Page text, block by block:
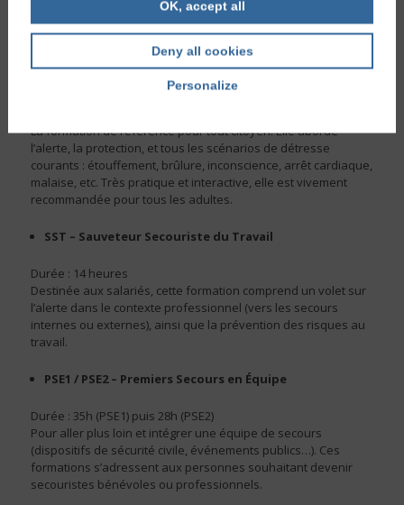
Plus approfondie que GQS, elle vous apprend à identifier une
urgence, à alerter efficacement et à réaliser les premiers
gestes sur un adulte victime d’un accident ou d’un malaise.
PSC – Premiers Secours Citoyen
La formation de référence pour tout citoyen. Elle aborde
l’alerte, la protection, et tous les scénarios de détresse
courants : étouffement, brûlure, inconscience, arrêt cardiaque,
malaise, etc. Très pratique et interactive, elle est vivement
recommandée pour tous les adultes.
SST – Sauveteur Secouriste du Travail
Durée : 14 heures
Destinée aux salariés, cette formation comprend un volet sur
l’alerte dans le contexte professionnel (vers les secours
internes ou externes), ainsi que la prévention des risques au
travail.
PSE1 / PSE2 – Premiers Secours en Équipe
Durée : 35h (PSE1) puis 28h (PSE2)
Pour aller plus loin et intégrer une équipe de secours
(dispositifs de sécurité civile, événements publics…). Ces
formations s’adressent aux personnes souhaitant devenir
secouristes bénévoles ou professionnels.
OK, accept all
Deny all cookies
Personalize